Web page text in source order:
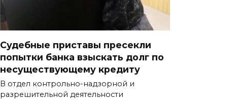
Судебные приставы пресекли
попытки банка взыскать долг по
несуществующему кредиту
В отдел контрольно-надзорной и
разрешительной деятельности